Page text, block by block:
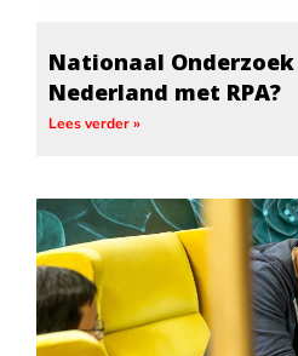
Nationaal Onderzoek
Nederland met RPA?
Lees verder »